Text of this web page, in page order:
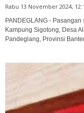
Rabu 13 November 2024,
PANDEGLANG -
Kampung Sigotong, Desa
Pandeglang, Provinsi